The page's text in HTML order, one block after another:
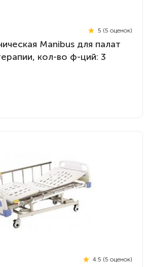
5 (5 оценок)
Manibus для палат
кол-во ф-ций: 3
4.5 (5 оценок)